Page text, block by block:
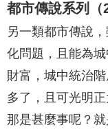
都市傳說系列（
另一類都市傳說
化問題，且能為
財富，城中統治
多了，且可光明正
那是甚麼事呢？